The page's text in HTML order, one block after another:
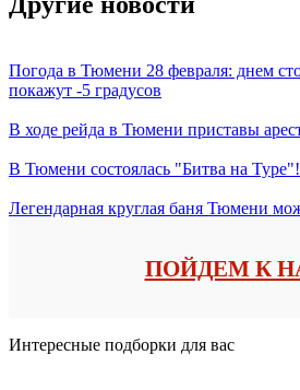
Погода в Тюмени 28 февраля: днем
покажут -5 градусов
В ходе рейда в Тюмени приставы
В Тюмени состоялась "Битва на Туре"!
Легендарная круглая баня Тюмени
ПОЙДЕМ К
Интересные подборки для вас